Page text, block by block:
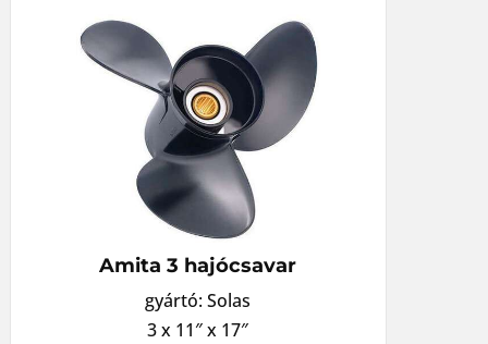
Amita 3 hajócsavar
gyártó: Solas
3 x 11″ x 17″